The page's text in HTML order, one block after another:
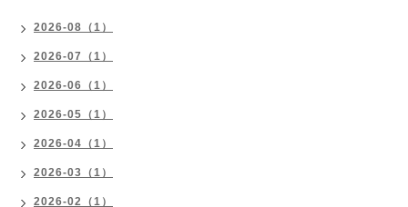
2026-08（1）
2026-07（1）
2026-06（1）
2026-05（1）
2026-04（1）
2026-03（1）
2026-02（1）